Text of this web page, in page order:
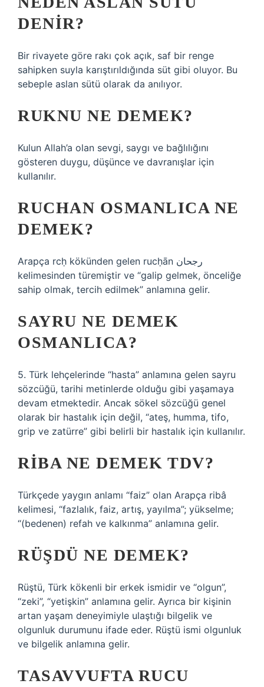
DENIR?
Bir rivayete göre rakı çok açık, saf bir renge
sahipken suyla karıştırıldığında süt gibi oluyor. Bu
sebeple aslan sütü olarak da anılıyor.
RUKNU NE DEMEK?
Kulun Allah’a olan sevgi, saygı ve bağlılığını
gösteren duygu, düşünce ve davranışlar için
kullanılır.
RUCHAN OSMANLICA NE
DEMEK?
Arapça rcḥ kökünden gelen rucḥān رجحان
kelimesinden türemiştir ve “galip gelmek, önceliğe
sahip olmak, tercih edilmek” anlamına gelir.
SAYRU NE DEMEK
OSMANLICA?
5. Türk lehçelerinde “hasta” anlamına gelen sayru
sözcüğü, tarihi metinlerde olduğu gibi yaşamaya
devam etmektedir. Ancak sökel sözcüğü genel
olarak bir hastalık için değil, “ateş, humma, tifo,
grip ve zatürre” gibi belirli bir hastalık için kullanılır.
RIBA NE DEMEK TDV?
Türkçede yaygın anlamı “faiz” olan Arapça ribâ
kelimesi, “fazlalık, faiz, artış, yayılma”; yükselme;
“(bedenen) refah ve kalkınma” anlamına gelir.
RÜŞDÜ NE DEMEK?
Rüştü, Türk kökenli bir erkek ismidir ve “olgun”,
“zeki”, “yetişkin” anlamına gelir. Ayrıca bir kişinin
artan yaşam deneyimiyle ulaştığı bilgelik ve
olgunluk durumunu ifade eder. Rüştü ismi olgunluk
ve bilgelik anlamına gelir.
TASAVVUFTA RUCU